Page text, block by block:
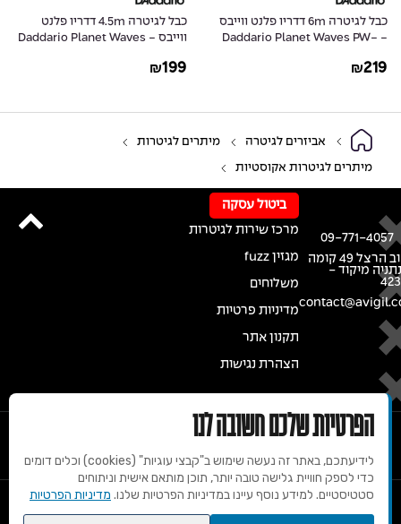
כבל לגיטרה 6m דדריו פלנט ווייבס
- Daddario Planet Waves PW-
₪219
כבל לגיטרה 4.5m דדריו פלנט
ווייבס - Daddario Planet Waves
₪199
אביזרים לגיטרה מיתרים לגיטרות
מיתרים לגיטרות אקוסטיות
רחוב הרצל 49 קומה
מיקוד -
09-771-4057
ביטול עסקה
מרכז שירות לגיטרות
מגזין fuzz
משלוחים
מדיניות פרטיות
תקנון אתר
הצהרת נגישות
הפרטיות שלכם חשובה לנו
לידיעתכם, באתר זה נעשה שימוש ב"קבצי עוגיות" (cookies) וכלים דומים
כדי לספק חוויית גלישה טובה יותר, תוכן מותאם אישית וניתוחים
סטטיסטיים. למידע נוסף עיינו במדיניות הפרטיות שלנו. מדיניות הפרטיות